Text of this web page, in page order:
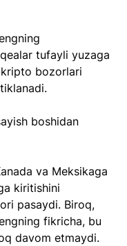
tufayli yuzaga
kripto bozorlari
boshidan
va Meksikaga
kiritishini
pasaydi. Biroq,
fikricha, bu
davom etmaydi.